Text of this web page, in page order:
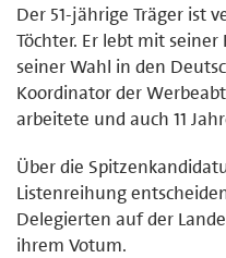
Der 51-jährige Träger ist
Töchter. Er lebt mit
seiner Wahl in den
Koordinator der
arbeitete und auch 11
Über die
Listenreihung
Delegierten auf der
ihrem Votum.